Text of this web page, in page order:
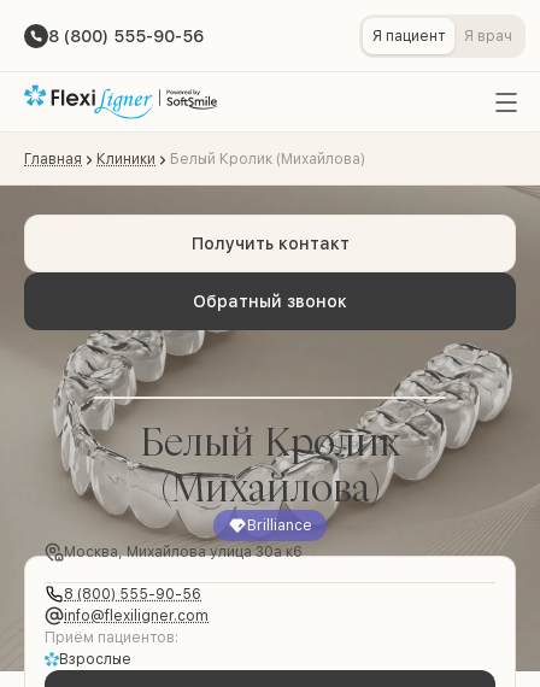
8 (800) 555-90-56 Я пациент Я врач
Главная Клиники Белый Кролик (Михайлова)
Обратный звонок
Получить контакт
Белый Кролик
(Михайлова)
Brilliance
Москва, Михайлова улица 30а к6
8 (800) 555-90-56
info@flexiligner.com
Приём пациентов:
Взрослые